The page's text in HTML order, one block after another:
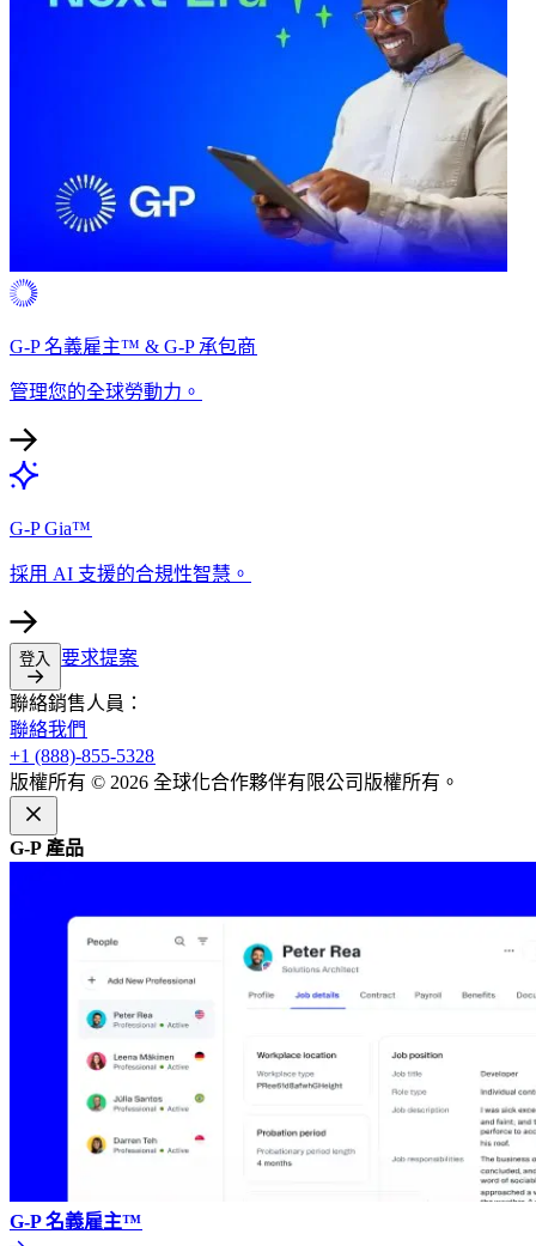
G-P 名義雇主™ & G-P 承包商​​
管理您的全球勞動力。​​
G-P Gia™​​
採用 AI 支援的合規性智慧。​​
登入​​ 要求提案​​
聯絡銷售人員：​​
聯絡我們​​
+1 (888)-855-5328​​
版權所有 © 2026 全球化合作夥伴有限公司版權所有。​​
G-P 產品​​
G-P 名義雇主™​​